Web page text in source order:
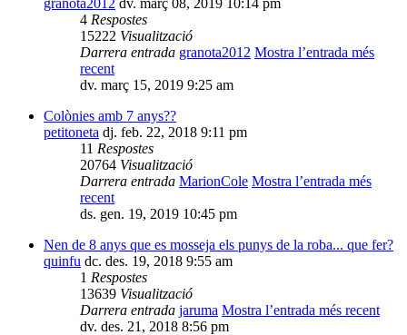
4 Respostes
15222 Visualització
Darrera entrada granota2012 Mostra l’entrada més
recent
dv. març 15, 2019 9:25 am
Colònies amb 7 anys??
petitoneta dj. feb. 22, 2018 9:11 pm
11 Respostes
20764 Visualització
Darrera entrada MarionCole Mostra l’entrada més
recent
ds. gen. 19, 2019 10:45 pm
Nen de 8 anys que es mosseja els punys de la roba... que fer?
quinfu dc. des. 19, 2018 9:55 am
1 Respostes
13639 Visualització
Darrera entrada jaruma Mostra l’entrada més recent
dv. des. 21, 2018 8:56 pm